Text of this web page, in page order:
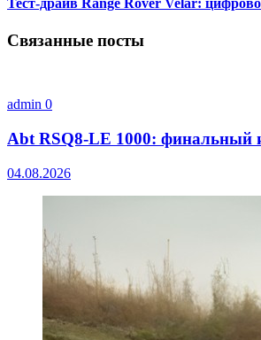
Тест-драйв Range Rover Velar:
Связанные посты
admin 0
Abt RSQ8-LE 1000: финальный
04.08.2026